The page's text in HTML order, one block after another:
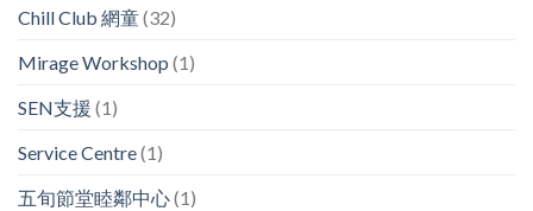
Chill Club 網童(32)
Mirage Workshop (1)
SEN支援 (1)
Service Centre(1)
五旬節堂睦鄰中心(1)